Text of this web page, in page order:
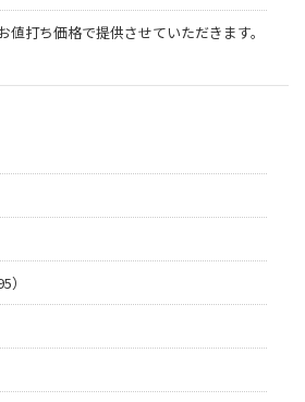
打ち価格で提供させていただきます。